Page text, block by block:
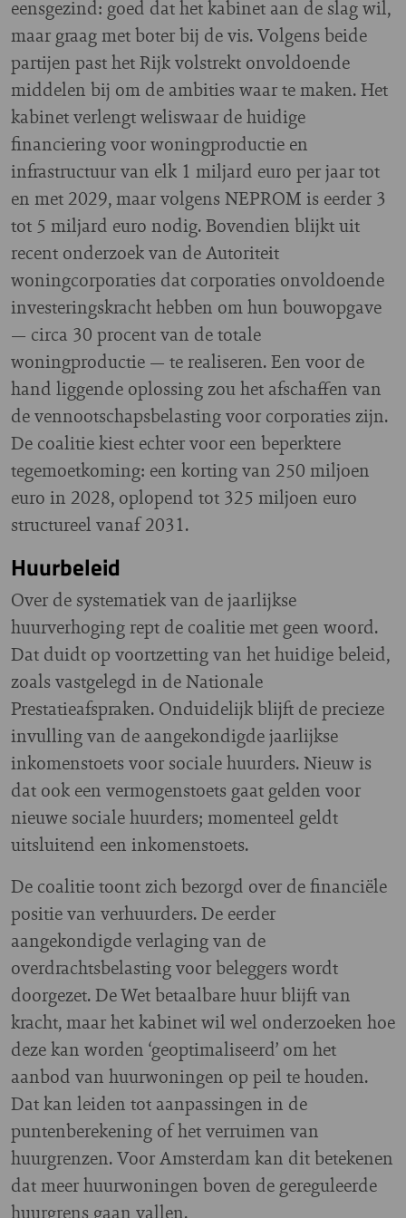
eensgezind: goed dat het kabinet aan de slag wil,
maar graag met boter bij de vis. Volgens beide
partijen past het Rijk volstrekt onvoldoende
middelen bij om de ambities waar te maken. Het
kabinet verlengt weliswaar de huidige
financiering voor woningproductie en
infrastructuur van elk 1 miljard euro per jaar tot
en met 2029, maar volgens NEPROM is eerder 3
tot 5 miljard euro nodig. Bovendien blijkt uit
recent onderzoek van de Autoriteit
woningcorporaties dat corporaties onvoldoende
investeringskracht hebben om hun bouwopgave
— circa 30 procent van de totale
woningproductie — te realiseren. Een voor de
hand liggende oplossing zou het afschaffen van
de vennootschapsbelasting voor corporaties zijn.
De coalitie kiest echter voor een beperktere
tegemoetkoming: een korting van 250 miljoen
euro in 2028, oplopend tot 325 miljoen euro
structureel vanaf 2031.
Huurbeleid
Over de systematiek van de jaarlijkse
huurverhoging rept de coalitie met geen woord.
Dat duidt op voortzetting van het huidige beleid,
zoals vastgelegd in de Nationale
Prestatieafspraken. Onduidelijk blijft de precieze
invulling van de aangekondigde jaarlijkse
inkomenstoets voor sociale huurders. Nieuw is
dat ook een vermogenstoets gaat gelden voor
nieuwe sociale huurders; momenteel geldt
uitsluitend een inkomenstoets.
De coalitie toont zich bezorgd over de financiële
positie van verhuurders. De eerder
aangekondigde verlaging van de
overdrachtsbelasting voor beleggers wordt
doorgezet. De Wet betaalbare huur blijft van
kracht, maar het kabinet wil wel onderzoeken hoe
deze kan worden ‘geoptimaliseerd’ om het
aanbod van huurwoningen op peil te houden.
Dat kan leiden tot aanpassingen in de
puntenberekening of het verruimen van
huurgrenzen. Voor Amsterdam kan dit betekenen
dat meer huurwoningen boven de gereguleerde
huurgrens gaan vallen.